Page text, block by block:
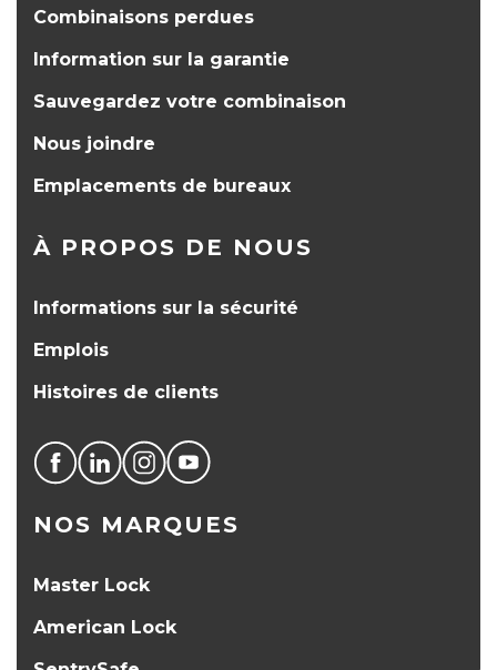
Combinaisons perdues
Information sur la garantie
Sauvegardez votre combinaison
Nous joindre
Emplacements de bureaux
À PROPOS DE NOUS
Informations sur la sécurité
Emplois
Histoires de clients
NOS MARQUES
Master Lock
American Lock